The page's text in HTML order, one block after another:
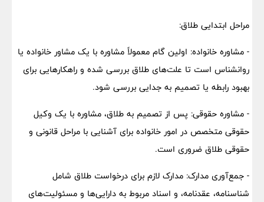
مراحل ابتدایی طلاق:
- مشاوره خانواده: اولین گام معمولاً مشاوره با یک مشاور خانواده یا
روانشناس است تا علت‌های طلاق بررسی شده و راهکارهایی برای
بهبود رابطه یا تصمیم به جدایی بررسی شود.
- مشاوره حقوقی: پس از تصمیم به طلاق، مشاوره با یک وکیل
حقوقی متخصص در امور خانواده برای آشنایی با مراحل قانونی و
حقوقی طلاق ضروری است.
- جمع‌آوری مدارک: مدارک لازم برای درخواست طلاق شامل
شناسنامه، عقدنامه، و اسناد مربوط به دارایی‌ها و مسئولیت‌های